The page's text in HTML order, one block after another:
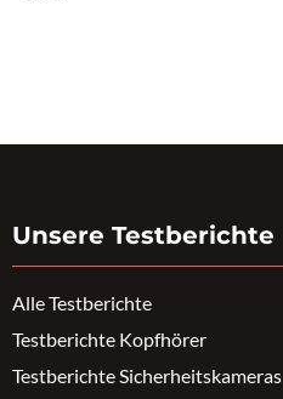
Unsere Testberichte
Alle Testberichte
Testberichte Kopfhörer
Testberichte Sicherheitskameras